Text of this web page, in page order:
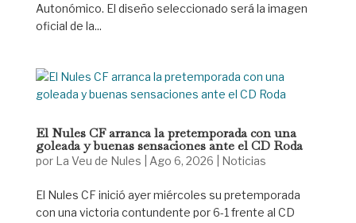
Autonómico. El diseño seleccionado será la imagen
oficial de la...
El Nules CF arranca la pretemporada con una
goleada y buenas sensaciones ante el CD Roda
por La Veu de Nules Ago 6, 2026 Noticias
El Nules CF inició ayer miércoles su pretemporada
con una victoria contundente por 6-1 frente al CD